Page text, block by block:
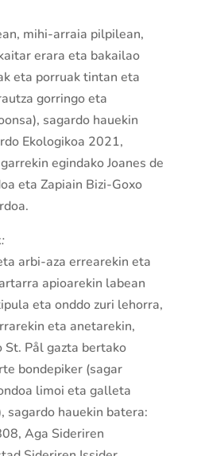
mihi-arraia pilpilean,
erara eta bakailao
eta porruak tintan eta
gorringo eta
sagardo hauekin
Ekologikoa 2021,
egindako Joanes de
eta Zapiain Bizi-Goxo
:
arbi-aza errearekin eta
apioarekin labean
eta onddo zuri lehorra,
eta anetarekin,
Pål gazta bertako
bondepiker (sagar
limoi eta galleta
sagardo hauekin batera:
Aga Sideriren